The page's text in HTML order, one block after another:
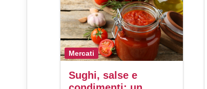
Mercati
Sughi, salse e